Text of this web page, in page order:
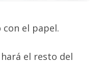
el papel.
el resto del